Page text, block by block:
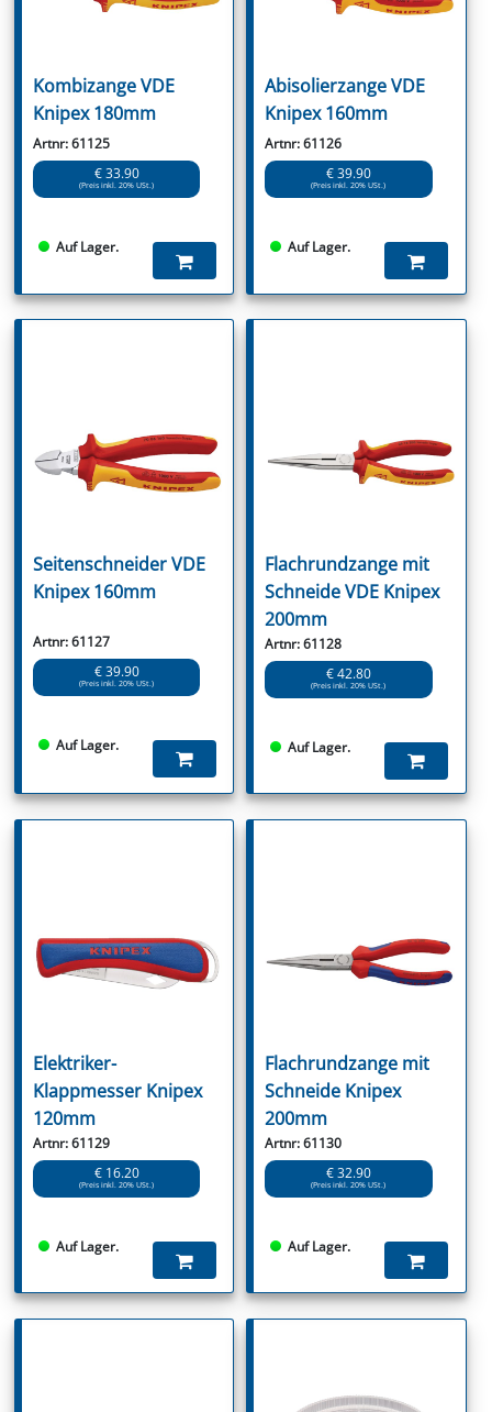
Kombizange VDE
Knipex 180mm
Artnr: 61125
€ 33.90
(Preis inkl. 20% USt.)
Auf Lager.
Abisolierzange VDE
Knipex 160mm
Artnr: 61126
€ 39.90
(Preis inkl. 20% USt.)
Auf Lager.
Seitenschneider VDE
Knipex 160mm
Artnr: 61127
€ 39.90
(Preis inkl. 20% USt.)
Auf Lager.
Flachrundzange mit
Schneide VDE Knipex
200mm
Artnr: 61128
€ 42.80
(Preis inkl. 20% USt.)
Auf Lager.
Elektriker-
Klappmesser Knipex
120mm
Artnr: 61129
€ 16.20
(Preis inkl. 20% USt.)
Auf Lager.
Flachrundzange mit
Schneide Knipex
200mm
Artnr: 61130
€ 32.90
(Preis inkl. 20% USt.)
Auf Lager.